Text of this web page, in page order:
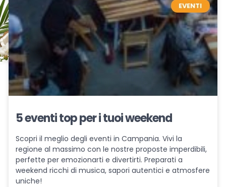
EVENTI
5 eventi top per i tuoi weekend
Scopri il meglio degli eventi in Campania. Vivi la
regione al massimo con le nostre proposte imperdibili,
perfette per emozionarti e divertirti. Preparati a
weekend ricchi di musica, sapori autentici e atmosfere
uniche!